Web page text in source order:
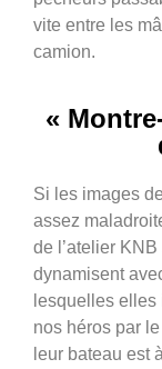
vite entre les
camion.
«
Si les images
assez
de l’atelier
dynamisent
lesquelles
nos héros par
leur bateau est